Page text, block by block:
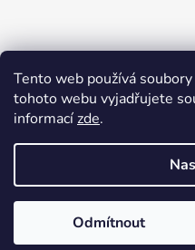
Tento web používá
tohoto webu vyjadřujete
informacízde.
Odmítnout
Vyhledávání